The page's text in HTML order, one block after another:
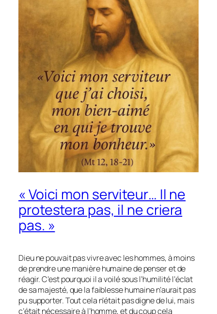
« Voici mon serviteur… Il ne
protestera pas, il ne criera
pas. »
Dieu ne pouvait pas vivre avec les hommes, à moins
de prendre une manière humaine de penser et de
réagir. C’est pourquoi il a voilé sous l’humilité l’éclat
de sa majesté, que la faiblesse humaine n’aurait pas
pu supporter. Tout cela n’était pas digne de lui, mais
c’était nécessaire à l’homme, et du coup cela